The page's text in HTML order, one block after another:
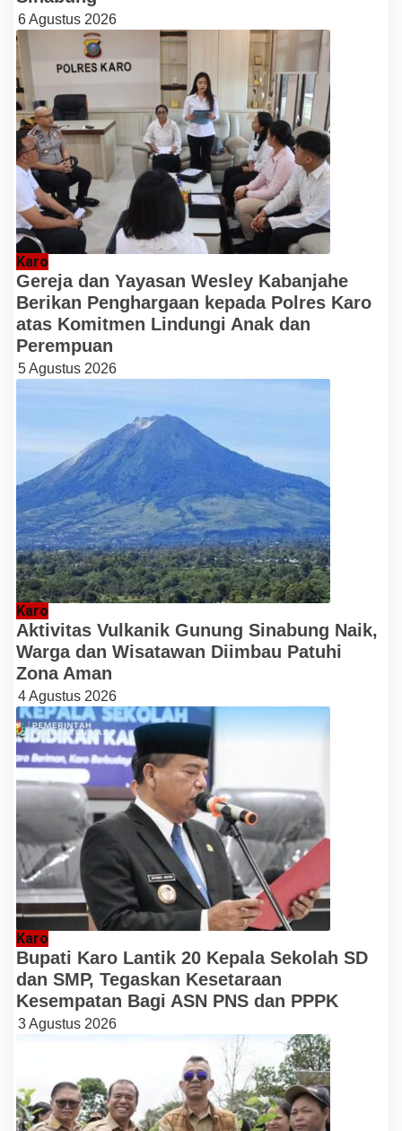
6 Agustus 2026
Karo
Gereja dan Yayasan Wesley Kabanjahe
Berikan Penghargaan kepada Polres Karo
atas Komitmen Lindungi Anak dan
Perempuan
5 Agustus 2026
Karo
Aktivitas Vulkanik Gunung Sinabung Naik,
Warga dan Wisatawan Diimbau Patuhi
Zona Aman
4 Agustus 2026
Karo
Bupati Karo Lantik 20 Kepala Sekolah SD
dan SMP, Tegaskan Kesetaraan
Kesempatan Bagi ASN PNS dan PPPK
3 Agustus 2026